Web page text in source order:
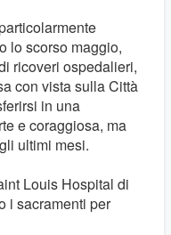
lo scorso maggio,
ricoveri ospedalieri,
con vista sulla Città
in una
e coraggiosa, ma
ultimi mesi.
Louis Hospital di
i sacramenti per